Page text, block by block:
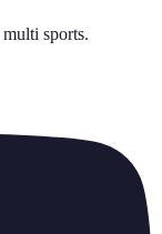
multi sports.